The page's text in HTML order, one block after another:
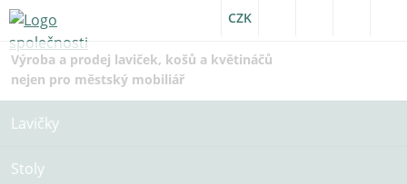
CZK
Výroba a prodej laviček, košů a květináčů
nejen pro městský mobiliář
Lavičky
Stoly